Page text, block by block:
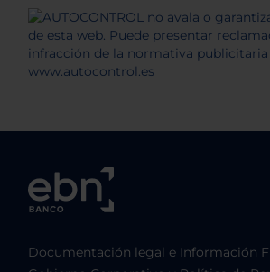
Documentación legal e Información